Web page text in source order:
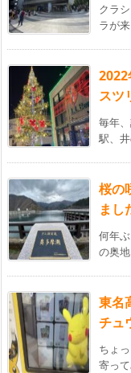
クラ
ラが
スツ
毎年
駅、
桜の
まし
何年
の奥
東名
チュ
ちょ
寄っ